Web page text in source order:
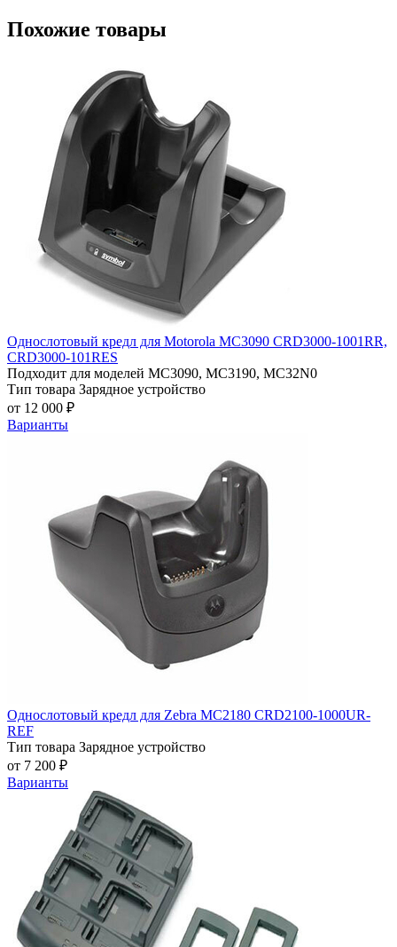
Похожие товары
Однослотовый кредл для Motorola MC3090 СRD3000-1001RR,
СRD3000-101RES
Подходит для моделей MC3090, MC3190, MC32N0
Тип товара Зарядное устройство
от 12 000 ₽
Варианты
Однослотовый кредл для Zebra MC2180 CRD2100-1000UR-
REF
Тип товара Зарядное устройство
от 7 200 ₽
Варианты